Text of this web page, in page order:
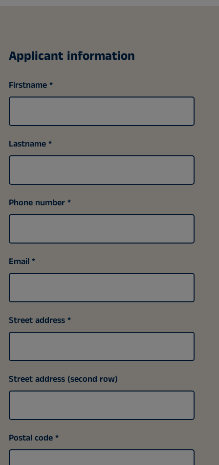
Applicant information
Firstname
Lastname
Phone number
Email
Street address
Street address (second row)
Postal code